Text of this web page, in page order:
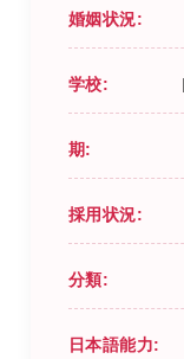
婚姻状況:
学校:
期:
採用状況:
分類:
日本語能力: